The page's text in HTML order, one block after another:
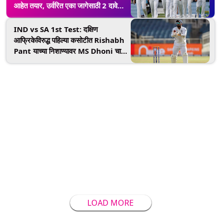
आहेत तयार, उर्वरित एका जागेसाठी 2 दावेदार;
‘हे’ असून शकतात संभाव्य 11
IND vs SA 1st Test: दक्षिण
आफ्रिकेविरुद्ध पहिल्या कसोटीत Rishabh
Pant याच्या निशाण्यावर MS Dhoni चा
LOAD MORE